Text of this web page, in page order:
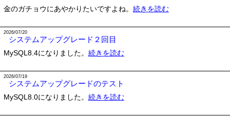
金のガチョウにあやかりたいですよね。 続きを読む
2026/07/20
システムアップグレード２回目
MySQL8.4になりました。 続きを読む
2026/07/19
システムアップグレードのテスト
MySQL8.0になりました。 続きを読む